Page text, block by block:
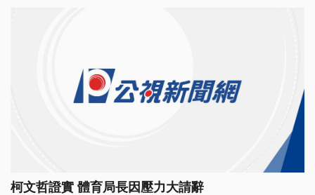
柯文哲證實 體育局長因壓力大請辭